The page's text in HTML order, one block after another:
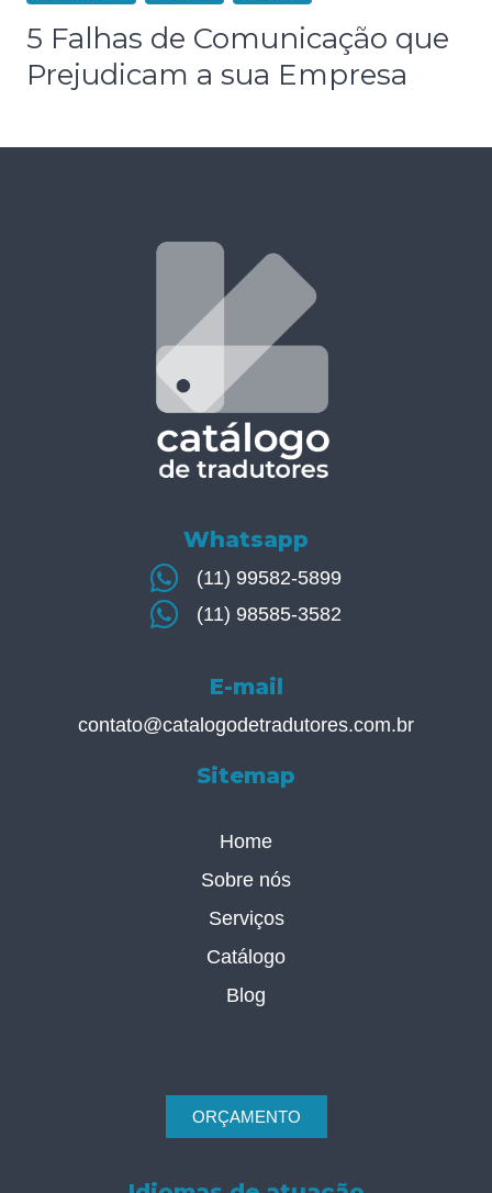
5 Falhas de Comunicação que
Prejudicam a sua Empresa
Whatsapp
(11) 99582-5899
(11) 98585-3582
E-mail
contato@catalogodetradutores.com.br
Sitemap
Home
Sobre nós
Serviços
Catálogo
Blog
ORÇAMENTO